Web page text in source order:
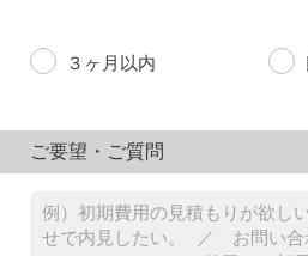
３ヶ月以内
ご要望・ご質問